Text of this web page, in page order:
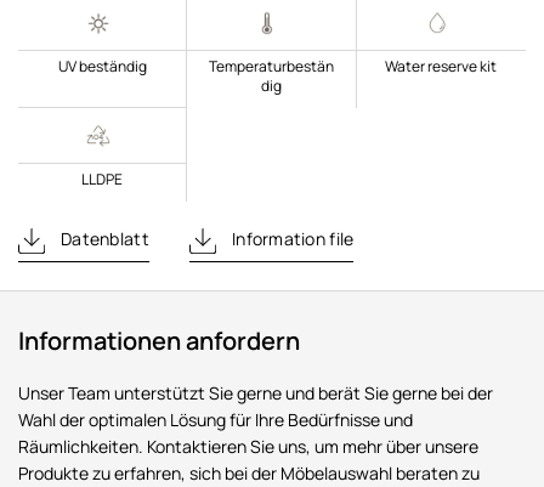
UV beständig
Temperaturbestän
dig
Water reserve kit
LLDPE
Datenblatt Information file
Informationen anfordern
Unser Team unterstützt Sie gerne und berät Sie gerne bei der
Wahl der optimalen Lösung für Ihre Bedürfnisse und
Räumlichkeiten. Kontaktieren Sie uns, um mehr über unsere
Produkte zu erfahren, sich bei der Möbelauswahl beraten zu